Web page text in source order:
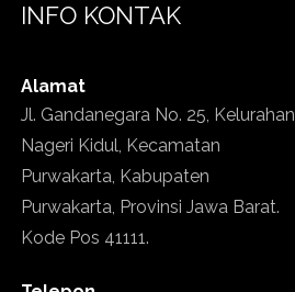
INFO KONTAK
Alamat
Jl. Gandanegara No. 25, Kelurahan
Nageri Kidul, Kecamatan
Purwakarta, Kabupaten
Purwakarta, Provinsi Jawa Barat.
Kode Pos 41111.